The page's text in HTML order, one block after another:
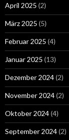
April 2025 (2)
März 2025 (5)
Februar 2025 (4)
Januar 2025 (13)
Dezember 2024(2)
November 2024(2)
Oktober 2024(4)
September 2024(2)